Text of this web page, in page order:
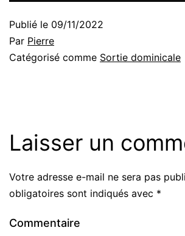
Publié le 09/11/2022
Par Pierre
Catégorisé comme Sortie dominicale
Laisser un
Votre adresse e-mail ne sera pas
obligatoires sont indiqués avec *
Commentaire